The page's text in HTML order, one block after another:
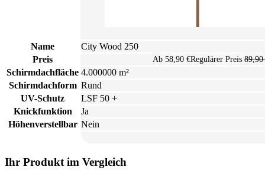
Name
City Wood 250
Preis
Ab 58,90 €Regulärer Preis 89,90
Schirmdachfläche 4.000000 m²
Schirmdachform Rund
UV-Schutz
LSF 50 +
Knickfunktion
Ja
Höhenverstellbar Nein
Ihr Produkt im Vergleich